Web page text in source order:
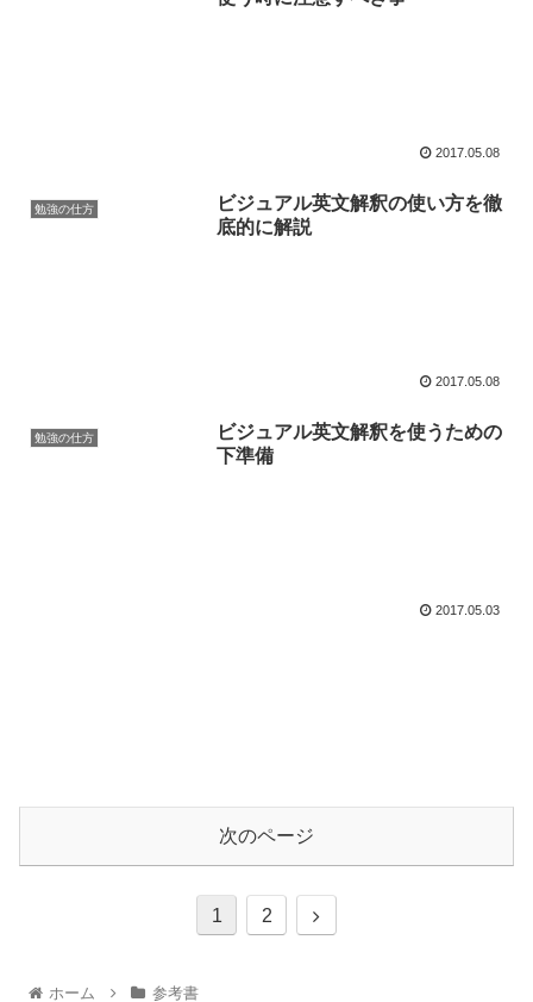
2017.05.08
勉強の仕方
ビジュアル英文解釈の使い方を徹
底的に解説
2017.05.08
勉強の仕方
ビジュアル英文解釈を使うための
下準備
2017.05.03
次のページ
1 2
ホーム 参考書